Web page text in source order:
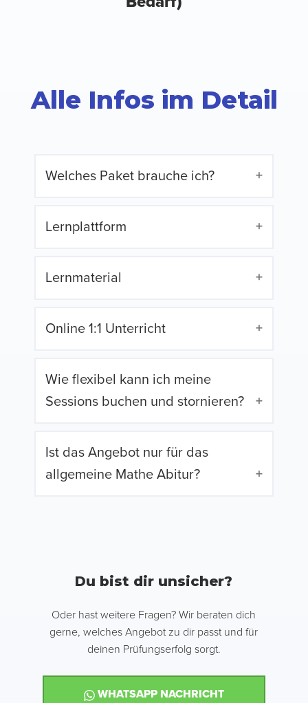
Alle Infos im Detail
Welches Paket brauche ich?
Lernplattform
Lernmaterial
Online 1:1 Unterricht
Wie flexibel kann ich meine
Sessions buchen und stornieren?
Ist das Angebot nur für das
allgemeine Mathe Abitur?
Du bist dir unsicher?
Oder hast weitere Fragen? Wir beraten dich
gerne, welches Angebot zu dir passt und für
deinen Prüfungserfolg sorgt.
WHATSAPP NACHRICHT